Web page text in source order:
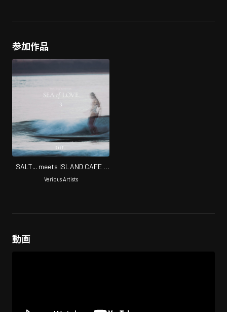
参加作品
SALT... meets ISLAND CAFE –
Sea of Love 3-
Various Artists
動画